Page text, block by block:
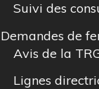
Suivi des
Demandes de
Avis de la
Lignes